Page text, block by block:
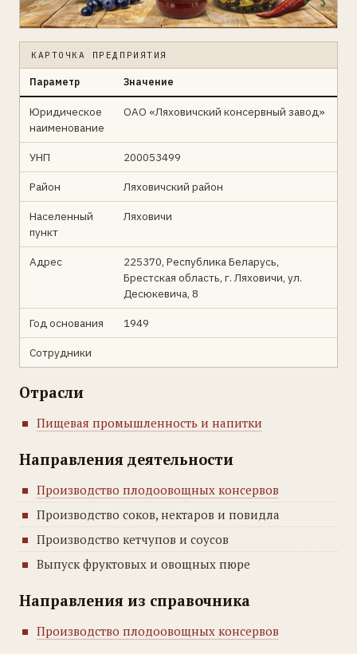
КАРТОЧКА ПРЕДПРИЯТИЯ
Параметр Значение
Юридическое
наименование
ОАО «Ляховичский консервный завод»
УНП 200053499
Район Ляховичский район
Населенный
пункт
Ляховичи
Адрес
225370, Республика Беларусь,
Брестская область, г. Ляховичи, ул.
Десюкевича, 8
Год основания 1949
Сотрудники
Отрасли
Пищевая промышленность и напитки
Направления деятельности
Производство плодоовощных консервов
Производство соков, нектаров и повидла
Производство кетчупов и соусов
Выпуск фруктовых и овощных пюре
Направления из справочника
Производство плодоовощных консервов